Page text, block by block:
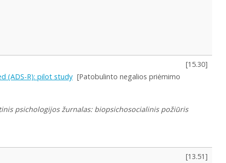
[15.30]
(ADS-R): pilot study [Patobulinto negalios priėmimo
psichologijos žurnalas: biopsichosocialinis požiūris
[13.51]